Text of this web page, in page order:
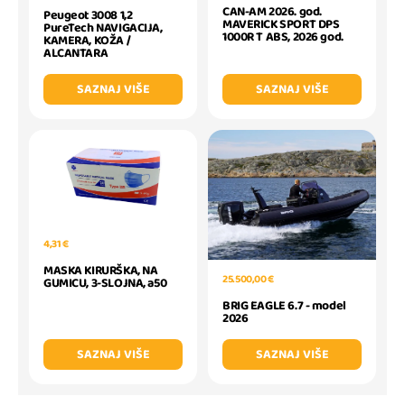
Peugeot 3008 1,2
PureTech NAVIGACIJA,
KAMERA, KOŽA /
ALCANTARA
SAZNAJ VIŠE
CAN-AM 2026. god.
MAVERICK SPORT DPS
1000R T ABS, 2026 god.
SAZNAJ VIŠE
4,31 €
MASKA KIRURŠKA, NA
GUMICU, 3-SLOJNA, a50
SAZNAJ VIŠE
25.500,00 €
BRIG EAGLE 6.7 - model
2026
SAZNAJ VIŠE